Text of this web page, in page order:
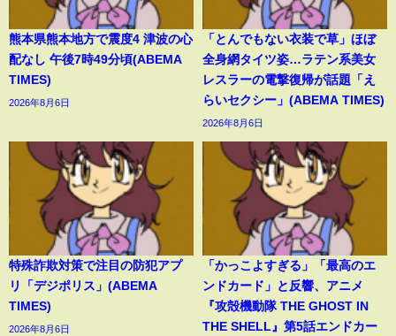
熊本県熊本地方で震度4 津波の心
配なし 午後7時49分頃(ABEMA
TIMES)
2026年8月6日
「とんでもない衣装で草」ほぼ
全身網タイツ姿…ラテン系美女
レスラーの電撃復帰が話題「え
らいセクシー」(ABEMA TIMES)
2026年8月6日
特殊詐欺対策で注目の防犯アプ
リ「デジポリス」(ABEMA
TIMES)
2026年8月6日
「かっこよすぎる」「最高のエ
ンドカード」と反響、アニメ
『攻殻機動隊 THE GHOST IN
THE SHELL』第5話エンドカー